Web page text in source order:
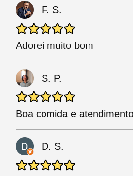
F. S.
Adorei muito bom
S. P.
Boa comida e
D. S.